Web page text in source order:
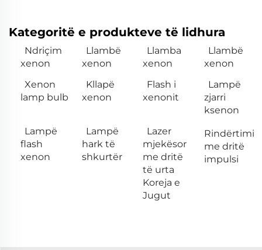
Kategoritë e produkteve të lidhura
Ndriçim
xenon
Llambë
xenon
Llamba
xenon
Llambë
xenon
Xenon
lamp bulb
Kllapë
xenon
Flash i
xenonit
Lampë
zjarri
ksenon
Lampë
flash
xenon
Lampë
hark të
shkurtër
Lazer
mjekësor
me dritë
të urta
Koreja e
Jugut
Rindërtimi
me dritë
impulsi